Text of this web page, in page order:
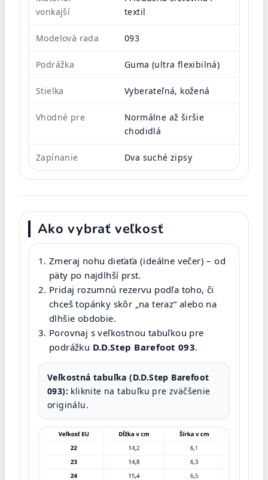
vonkajší
textil
Modelová rada 093
Podrážka Guma (ultra flexibilná)
Stielka Vyberateľná, kožená
Vhodné pre
Normálne až širšie
chodidlá
Zapínanie Dva suché zipsy
Ako vybrať veľkosť
Zmeraj nohu dieťaťa (ideálne večer) – od
päty po najdlhší prst.
Pridaj rozumnú rezervu podľa toho, či
chceš topánky skôr „na teraz“ alebo na
dlhšie obdobie.
Porovnaj s veľkostnou tabuľkou pre
podrážku D.D.Step Barefoot 093.
Veľkostná tabuľka (D.D.Step Barefoot
093): kliknite na tabuľku pre zväčšenie
originálu.